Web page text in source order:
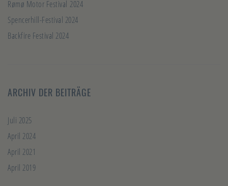
Rømø Motor Festival 2024
Spencerhill-Festival 2024
Backfire Festival 2024
ARCHIV DER BEITRÄGE
Juli 2025
April 2024
April 2021
April 2019